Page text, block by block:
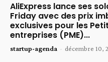
AliExpress lance ses
Friday avec des prix
exclusives pour les
entreprises (PME)...
startup-agenda - décembre 10,